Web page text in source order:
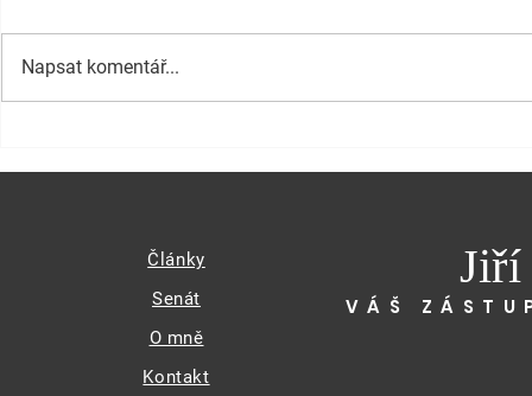
Napsat komentář...
Články
Senát
O mně
Kontakt
Jiří
VÁŠ